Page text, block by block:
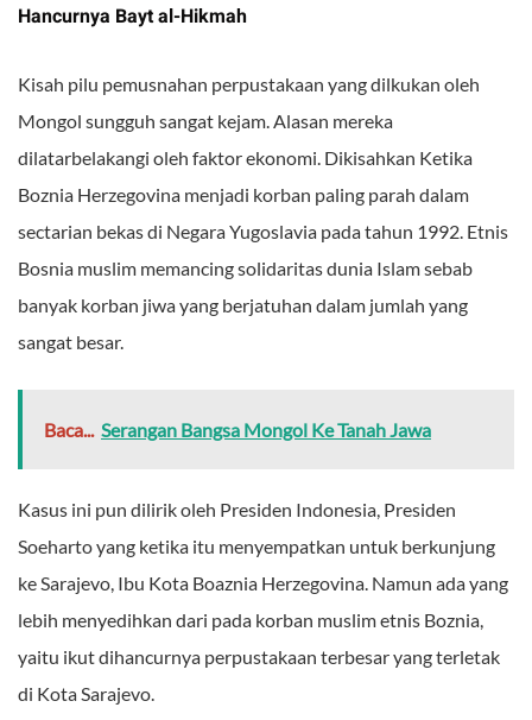
Hancurnya Bayt al-Hikmah
Kisah pilu pemusnahan perpustakaan yang dilkukan oleh
Mongol sungguh sangat kejam. Alasan mereka
dilatarbelakangi oleh faktor ekonomi. Dikisahkan Ketika
Boznia Herzegovina menjadi korban paling parah dalam
sectarian bekas di Negara Yugoslavia pada tahun 1992. Etnis
Bosnia muslim memancing solidaritas dunia Islam sebab
banyak korban jiwa yang berjatuhan dalam jumlah yang
sangat besar.
Baca... Serangan Bangsa Mongol Ke Tanah Jawa
Kasus ini pun dilirik oleh Presiden Indonesia, Presiden
Soeharto yang ketika itu menyempatkan untuk berkunjung
ke Sarajevo, Ibu Kota Boaznia Herzegovina. Namun ada yang
lebih menyedihkan dari pada korban muslim etnis Boznia,
yaitu ikut dihancurnya perpustakaan terbesar yang terletak
di Kota Sarajevo.